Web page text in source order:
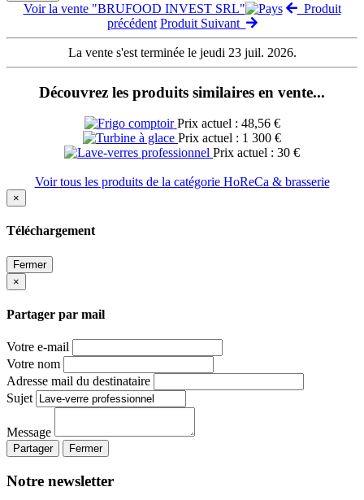
Voir la vente "BRUFOOD INVEST SRL"
Produit
précédent Produit Suivant
La vente s'est terminée le jeudi 23 juil. 2026.
Découvrez les produits similaires en vente...
Prix actuel : 48,56 €
Prix actuel : 1 300 €
Prix actuel : 30 €
Voir tous les produits de la catégorie HoReCa & brasserie
×
Téléchargement
Fermer
×
Partager par mail
Votre e-mail
Votre nom
Adresse mail du destinataire
Sujet
Message
Partager Fermer
Notre newsletter